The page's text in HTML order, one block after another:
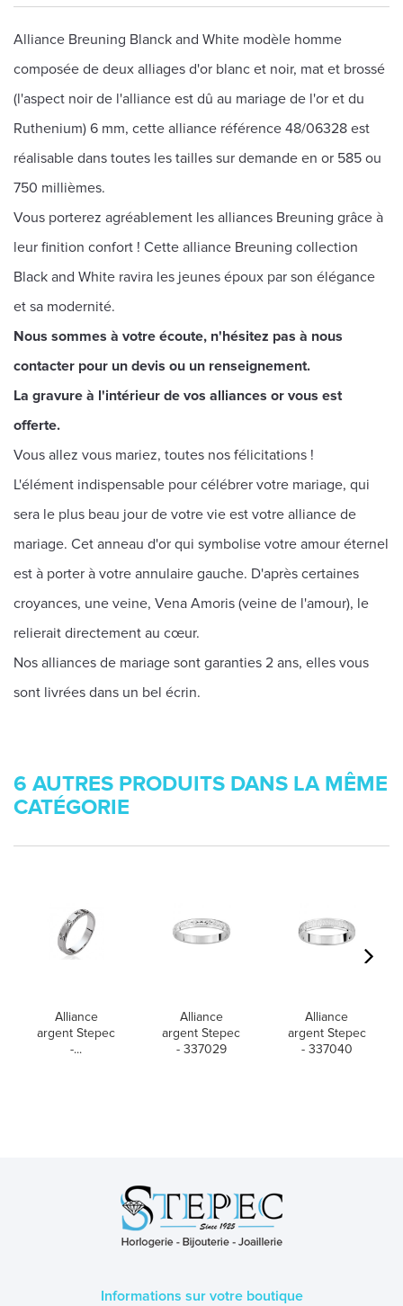
Alliance Breuning Blanck and White modèle homme
composée de deux alliages d'or blanc et noir, mat et brossé
(l'aspect noir de l'alliance est dû au mariage de l'or et du
Ruthenium) 6 mm, cette alliance référence 48/06328 est
réalisable dans toutes les tailles sur demande en or 585 ou
750 millièmes.
Vous porterez agréablement les alliances Breuning grâce à
leur finition confort ! Cette alliance Breuning collection
Black and White ravira les jeunes époux par son élégance
et sa modernité.
Nous sommes à votre écoute, n'hésitez pas à nous
contacter pour un devis ou un renseignement.
La gravure à l'intérieur de vos alliances or vous est
offerte.
Vous allez vous mariez, toutes nos félicitations !
L'élément indispensable pour célébrer votre mariage, qui
sera le plus beau jour de votre vie est votre alliance de
mariage. Cet anneau d'or qui symbolise votre amour éternel
est à porter à votre annulaire gauche. D'après certaines
croyances, une veine, Vena Amoris (veine de l'amour), le
relierait directement au cœur.
Nos alliances de mariage sont garanties 2 ans, elles vous
sont livrées dans un bel écrin.
6 AUTRES PRODUITS DANS LA MÊME
CATÉGORIE
Alliance
argent Stepec
-...
Alliance
argent Stepec
- 337029
Alliance
argent Stepec
- 337040
Informations sur votre boutique